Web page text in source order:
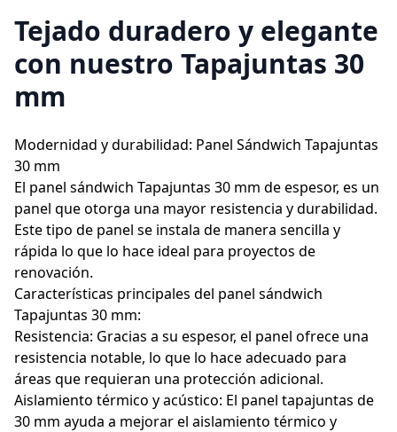
Panel Sandwich Fachada
Lana de roca
Chapa Decorativa
Policarbonato
Lucernarios y Claraboyas
Accesorios
Blog
Tejado duradero y elegante
con nuestro Tapajuntas 30
mm
Modernidad y durabilidad: Panel Sándwich Tapajuntas
30 mm
El panel sándwich Tapajuntas 30 mm de espesor, es un
panel que otorga una mayor resistencia y durabilidad.
Este tipo de panel se instala de manera sencilla y
rápida lo que lo hace ideal para proyectos de
renovación.
Características principales del panel sándwich
Tapajuntas 30 mm:
Resistencia: Gracias a su espesor, el panel ofrece una
resistencia notable, lo que lo hace adecuado para
áreas que requieran una protección adicional.
Aislamiento térmico y acústico: El panel tapajuntas de
30 mm ayuda a mejorar el aislamiento térmico y